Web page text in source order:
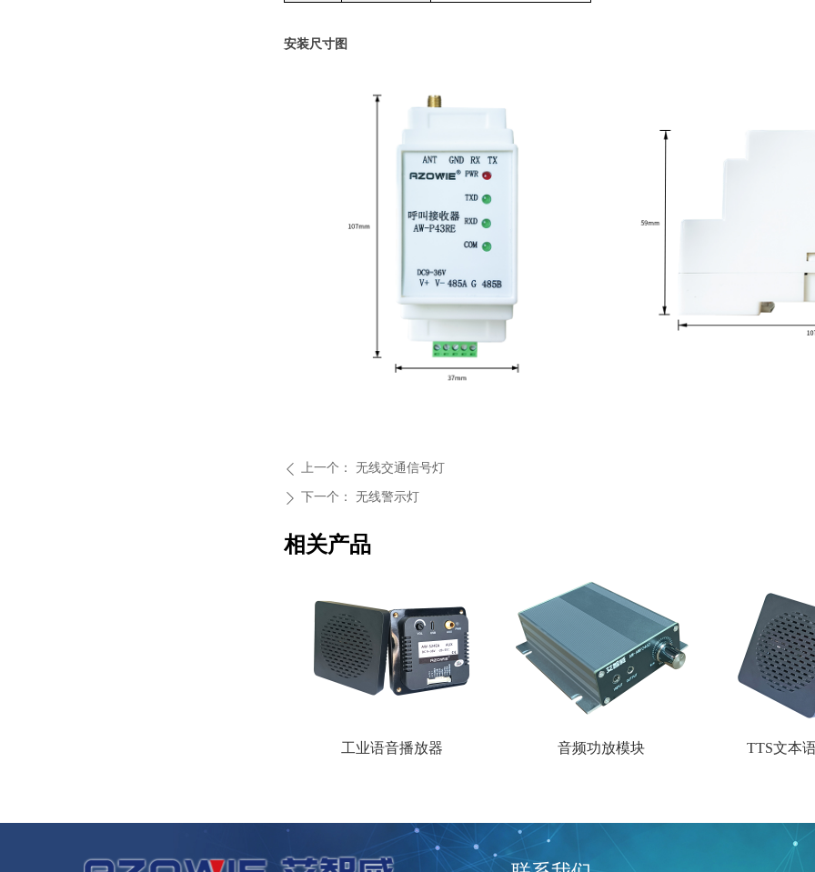
安装尺寸图
工业语音播放器 音频功放模块 TTS文本语音播放器
相关产品
ꄴ 上一个： 无线交通信号灯
ꄲ 下一个： 无线警示灯